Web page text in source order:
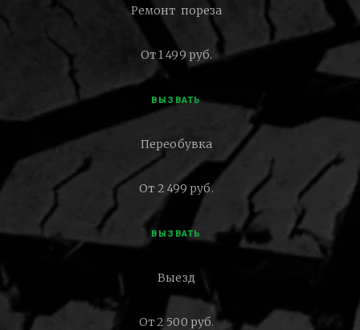
Ремонт пореза
От 1 499 руб.
ВЫЗВАТЬ
Переобувка
От 2 499 руб.
ВЫЗВАТЬ
Выезд
От 2 500 руб.